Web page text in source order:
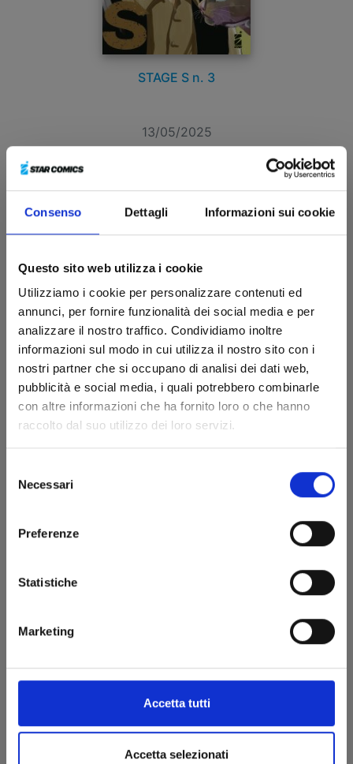
Consenso Dettagli Informazioni sui cookie
Questo sito web utilizza i cookie
Utilizziamo i cookie per personalizzare contenuti ed
annunci, per fornire funzionalità dei social media e per
analizzare il nostro traffico. Condividiamo inoltre
informazioni sul modo in cui utilizza il nostro sito con i
nostri partner che si occupano di analisi dei dati web,
pubblicità e social media, i quali potrebbero combinarle
con altre informazioni che ha fornito loro o che hanno
raccolto dal suo utilizzo dei loro servizi.
delNecessari
Preferenze
Statistiche
Marketing
Accetta tutti
Accetta selezionati
STAGE S n. 3
13/05/2025